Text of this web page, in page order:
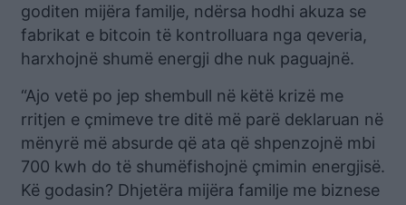
goditen mijëra familje, ndërsa hodhi akuza se
fabrikat e bitcoin të kontrolluara nga qeveria,
harxhojnë shumë energji dhe nuk paguajnë.
“Ajo vetë po jep shembull në këtë krizë me
rritjen e çmimeve tre ditë më parë deklaruan në
mënyrë më absurde që ata që shpenzojnë mbi
700 kwh do të shumëfishojnë çmimin energjisë.
Kë godasin? Dhjetëra mijëra familje me biznese